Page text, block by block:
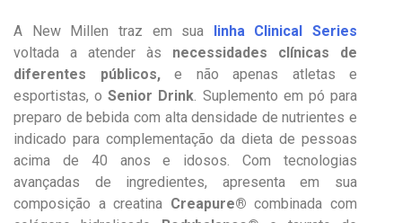
A New Millen traz em sua
linha Clinical Series
voltada a atender às necessidades clínicas de
diferentes públicos,e não apenas atletas e
esportistas, oSenior Drink. Suplemento em pó para
preparo de bebida com alta densidade de nutrientes e
indicado para complementação da dieta de pessoas
acima de 40 anos e idosos. Com tecnologias
avançadas de ingredientes, apresenta em sua
composição a creatina Creapure® combinada com